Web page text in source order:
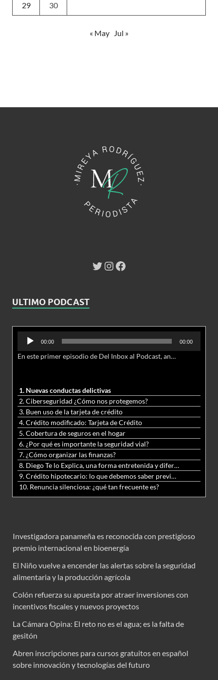
29 30
« May Jul »
ULTIMO PODCAST
Reproductor
audio
00:00 00:00
En este primer episodio de Del Inbox al Podcast, analizamos junto al abogado Jonathan Brown las nuevas conductas delictivas cibernéticas y la necesidad de hacer modificaciones al Código Penal.
1. Nuevas conductas delictivas
2. Ciberseguridad ¿Cómo nos protegemos?
3. Buen uso de la tarjeta de crédito
4. Crédito modificado: Tarjeta de Crédito
5. Cobertura de seguros en el hogar
6. ¿Por qué es importante la seguridad vial?
7. ¿Cómo organizar las finanzas?
8. Diego Te lo Explica, una forma entretenida y diferente de aprender matemáticas y ciencias
9. Crédito hipotecario: lo que debemos saber previo a adquirir nuestra vivienda
10. Renuncia silenciosa: ¿qué tan frecuente es?
Investigadora panameña es reconocida con prestigioso
premio internacional en bioenergía
El Niño vuelve a encender las alertas sobre la seguridad
alimentaria y la producción agrícola
Colón refuerza su apuesta por atraer inversiones con
incentivos fiscales y nuevos proyectos
La Cámara Opina: El reto no es el agua; es la falta de
gesitón
Abren inscripciones para cursos gratuitos en español
sobre innovación y tecnologías del futuro